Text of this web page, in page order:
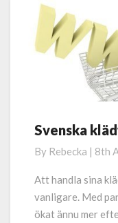
Svenska
klädwebbshoppar
Svenska
By Rebecka | 8th
Att handla sina
vanligare. Med
ökat ännu mer